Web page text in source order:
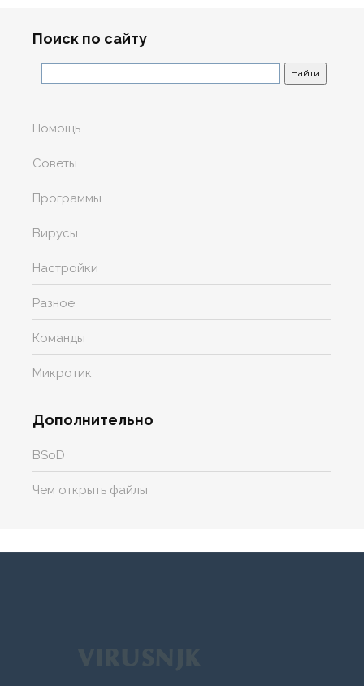
Поиск по сайту
Помощь
Советы
Программы
Вирусы
Настройки
Разное
Команды
Микротик
Дополнительно
BSoD
Чем открыть файлы